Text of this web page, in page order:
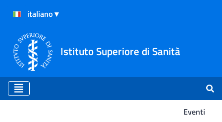
Istituto Superiore di Sanità
Eventi